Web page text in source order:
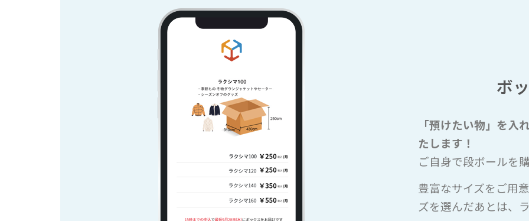
ボ
「預けたい物」を入
たします！
ご自身で段ボールを
豊富なサイズをご用
ズを選んだあとは、